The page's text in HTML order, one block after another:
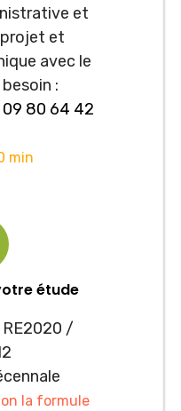
et
et
avec le
:
09 80 64 42
min
étude
/
la formule